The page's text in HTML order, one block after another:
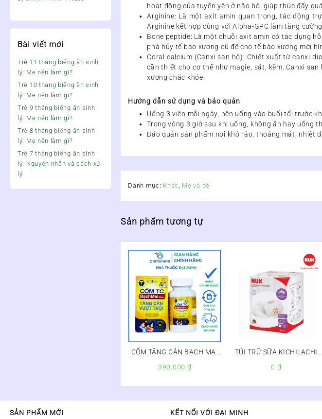
Bài viết mới
Trẻ 11 tháng biếng ăn sinh
lý: Mẹ nên làm gì?
Trẻ 10 tháng biếng ăn sinh
lý: Mẹ nên làm gì?
Trẻ 9 tháng biếng ăn sinh
lý: Mẹ nên làm gì?
Trẻ 8 tháng biếng ăn sinh
lý: Mẹ nên làm gì?
Trẻ 7 tháng biếng ăn sinh
lý: Nguyên nhân và cách xử
lý
hoạt động của tuyến yên ở não bộ, giúp thúc đẩy
Arginine: Là một axit amin quan trọng, tác động
Arginine kết hợp cùng với Alpha-GPC làm tăng
Bone peptide: Là một chuỗi axit amin có tác dụng
phá hủy tế bào xương cũ để cho tế bào xương mới
Coral calcium (Canxi san hô): Chiết xuất từ canxi
cần thiết cho cơ thể như magie, sắt, kẽm. Canxi
xương chắc khỏe.
Hướng dẫn sử dụng và bảo quản
Uống 3 viên mỗi ngày, nên uống vào buổi tối trước
Trong vòng 3 giờ sau khi uống, không ăn hay uống
Bảo quản sản phẩm nơi khô ráo, thoáng mát, nhiệt
Danh mục: Khác , Mẹ và bé
Sản phẩm tương tự
CỐM TĂNG CÂN BẠCH MAI
LỌ 120G – Hộp 1 lọ
120g,Việt Nam
390.000 ₫
TÚI TRỮ SỮA KICHILACHI
100ML
0 ₫
SẢN PHẨM MỚI KẾT NỐI VỚI ĐẠI MINH